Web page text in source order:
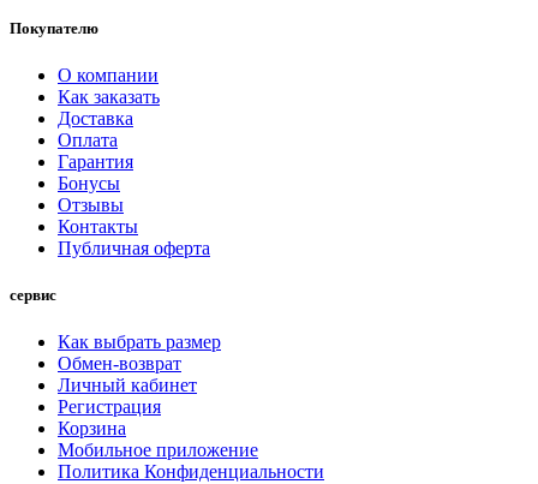
Покупателю
О компании
Как заказать
Доставка
Оплата
Гарантия
Бонусы
Отзывы
Контакты
Публичная оферта
сервис
Как выбрать размер
Обмен-возврат
Личный кабинет
Регистрация
Корзина
Мобильное приложение
Политика Конфиденциальности